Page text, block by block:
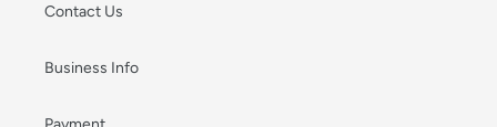
Contact Us
Business Info